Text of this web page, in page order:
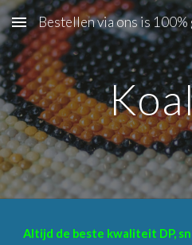
Skip to main content
Bestellen via ons is
Altijd de beste kwaliteit DP,